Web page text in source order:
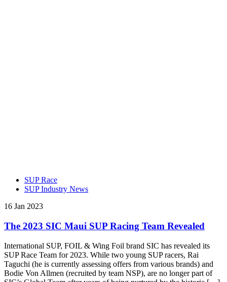
SUP Race
SUP Industry News
16 Jan 2023
The 2023 SIC Maui SUP Racing Team Revealed
International SUP, FOIL & Wing Foil brand SIC has revealed its
SUP Race Team for 2023. While two young SUP racers, Rai
Taguchi (he is currently assessing offers from various brands) and
Bodie Von Allmen (recruited by team NSP), are no longer part of